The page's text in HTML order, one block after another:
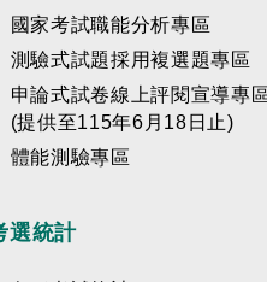
國家考試職能分析專區
測驗式試題採用複選題專區
申論式試卷線上評閱宣導專
(提供至115年6月18日止)
體能測驗專區
選統計